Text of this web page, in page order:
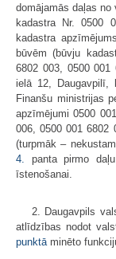
domājamās daļas
kadastra Nr. 0500
kadastra
būvēm (būvju
6802 003, 0500 001
ielā 12,
Finanšu ministrijas
apzīmējumi 0500
006, 0500 001 6802
(turpmāk –
4.
panta pirmo
īstenošanai.
2. Daugavpils
atlīdzības nodot
punktā minēto